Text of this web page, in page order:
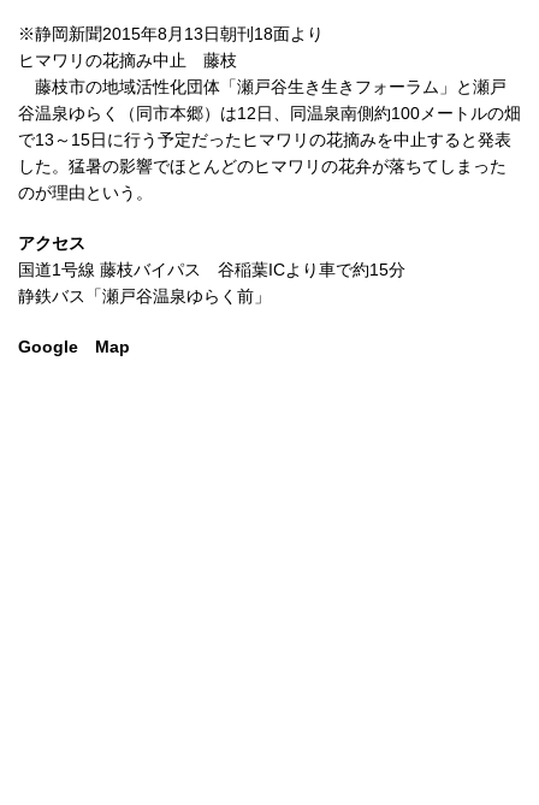
※静岡新聞2015年8月13日朝刊18面より
ヒマワリの花摘み中止 藤枝
藤枝市の地域活性化団体「瀬戸谷生き生きフォーラム」と瀬戸
谷温泉ゆらく（同市本郷）は12日、同温泉南側約100メートルの畑
で13～15日に行う予定だったヒマワリの花摘みを中止すると発表
した。猛暑の影響でほとんどのヒマワリの花弁が落ちてしまった
のが理由という。
アクセス
国道1号線 藤枝バイパス 谷稲葉ICより車で約15分
静鉄バス「瀬戸谷温泉ゆらく前」
Google Map